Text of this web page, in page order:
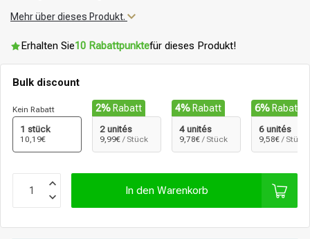
Mehr über dieses Produkt.
Erhalten Sie10 Rabattpunktefür dieses Produkt!
Bulk discount
Kein Rabatt
1 stück
10,19€
2% Rabatt
2 unités
9,99€ / Stück
4% Rabatt
4 unités
9,78€ / Stück
6% Rabatt
6 unités
9,58€ / Stück
In den Warenkorb